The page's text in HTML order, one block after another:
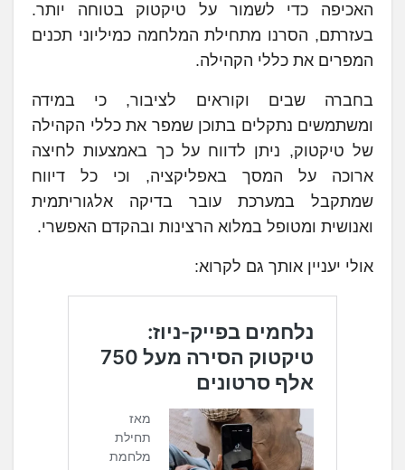
האכיפה כדי לשמור על טיקטוק בטוחה יותר.
בעזרתם, הסרנו מתחילת המלחמה כמיליוני תכנים
המפרים את כללי הקהילה.
בחברה שבים וקוראים לציבור, כי במידה
ומשתמשים נתקלים בתוכן שמפר את כללי הקהילה
של טיקטוק, ניתן לדווח על כך באמצעות לחיצה
ארוכה על המסך באפליקציה, וכי כל דיווח
שמתקבל במערכת עובר בדיקה אלגוריתמית
ואנושית ומטופל במלוא הרצינות ובהקדם האפשרי.
אולי יעניין אותך גם לקרוא: